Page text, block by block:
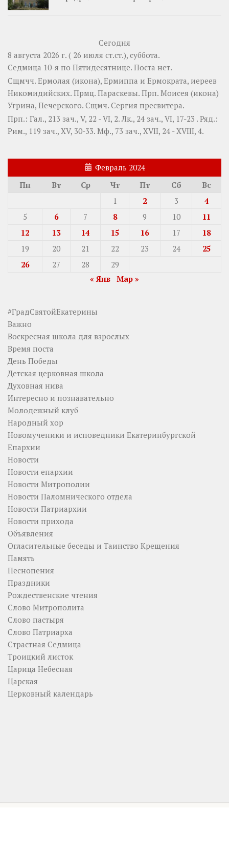
Сегодня
8 августа 2026 г. ( 26 июля ст.ст.), суббота.
Седмица 10-я по Пятидесятнице. Поста нет.
Сщмчч. Ермолая (икона), Ермиппа и Ермократа, иереев
Никомидийских. Прмц. Параскевы. Прп. Моисея (икона)
Угрина, Печерского. Сщмч. Сергия пресвитера.
Прп.: Гал., 213 зач., V, 22 - VI, 2. Лк., 24 зач., VI, 17-23 . Ряд.:
Рим., 119 зач., XV, 30-33. Мф., 73 зач., XVII, 24 - XVIII, 4.
Февраль 2024
Пн
Вт Ср Чт Пт Сб
Вс
1
2 3
4
5
6 7 8 9 10
11
12
13 14 15 16 17
18
19
20 21 22 23 24
25
26
27 28
29
« Янв Мар »
#ГрадСвятойЕкатерины
Важно
Воскресная школа для взрослых
Время поста
День Победы
Детская церковная школа
Духовная нива
Интересно и познавательно
Молодежный клуб
Народный хор
Новомученики и исповедники Екатеринбургской
Епархии
Новости
Новости епархии
Новости Митрополии
Новости Паломнического отдела
Новости Патриархии
Новости прихода
Объявления
Огласительные беседы и Таинство Крещения
Память
Песнопения
Праздники
Рождественские чтения
Слово Митрополита
Слово пастыря
Слово Патриарха
Страстная Седмица
Троицкий листок
Царица Небесная
Царская
Церковный календарь